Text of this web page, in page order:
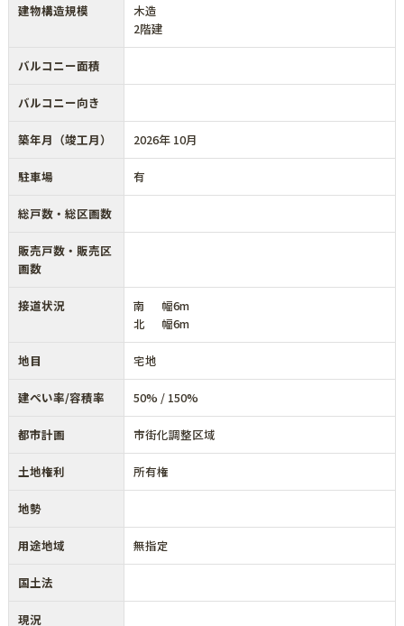
建物構造規模
木造
2階建
バルコニー面積
バルコニー向き
築年月（竣工月） 2026年 10月
駐車場 有
総戸数・総区画数
販売戸数・販売区
画数
接道状況
南 幅6m
北 幅6m
地目 宅地
建ぺい率/容積率 50% / 150%
都市計画 市街化調整区域
土地権利 所有権
地勢
用途地域 無指定
国土法
現況